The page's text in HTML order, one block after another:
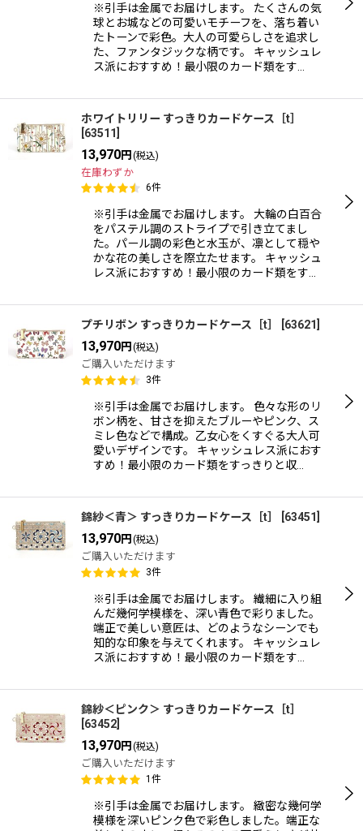
※引手は金属でお届けします。 たくさんの気
球とお城などの可愛いモチーフを、落ち着い
たトーンで彩色。大人の可愛らしさを追求し
た、ファンタジックな柄です。 キャッシュレ
ス派におすすめ！最小限のカード類をす…
ホワイトリリー すっきりカードケース［t］
[63511]
13,970円(税込)
在庫わずか
6件
※引手は金属でお届けします。 大輪の白百合
をパステル調のストライプで引き立てまし
た。パール調の彩色と水玉が、凛として穏や
かな花の美しさを際立たせます。 キャッシュ
レス派におすすめ！最小限のカード類をす…
プチリボン すっきりカードケース［t］ 63621
13,970円 (税込)
ご購入いただけます
3件
※引手は金属でお届けします。 色々な形のリ
ボン柄を、甘さを抑えたブルーやピンク、ス
ミレ色などで構成。乙女心をくすぐる大人可
愛いデザインです。 キャッシュレス派におす
すめ！最小限のカード類をすっきりと収…
錦紗＜青＞ すっきりカードケース［t］ 63451
13,970円 (税込)
ご購入いただけます
3件
※引手は金属でお届けします。 繊細に入り組
んだ幾何学模様を、深い青色で彩りました。
端正で美しい意匠は、どのようなシーンでも
知的な印象を与えてくれます。 キャッシュレ
ス派におすすめ！最小限のカード類をす…
錦紗＜ピンク＞ すっきりカードケース［t］
63452
13,970円 (税込)
ご購入いただけます
1 件
※引手は金属でお届けします。 緻密な幾何学
模様を深いピンク色で彩色しました。端正な